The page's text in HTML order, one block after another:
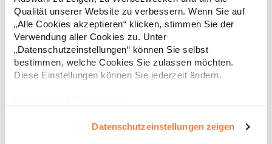
Qualität unserer Website zu verbessern. Wenn Sie auf
„Alle Cookies akzeptieren“ klicken, stimmen Sie der
Verwendung aller Cookies zu. Unter
„Datenschutzeinstellungen“ können Sie selbst
bestimmen, welche Cookies Sie zulassen möchten.
Diese Einstellungen können Sie jederzeit ändern.
Datenschutzeinstellungen zeigen
waschbarMaterialzusammensetzung: 96% Polyester / 4%
ElasthanArtikelname: Rope Detail Golf CapAngaben zur
Produktsicherheit: Herst.-Nr.: B194R Hersteller: Beechfield
Brands Europe B.V. Posthoornstraat 17 301IWD Rotterdam
Niederlande E-Mail: marketing@beechfield.com
* Preise inkl. gesetzlicher Mwst. +Versandkosten *